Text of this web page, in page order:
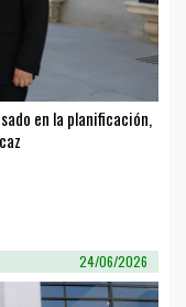
en la planificación,
24/06/2026